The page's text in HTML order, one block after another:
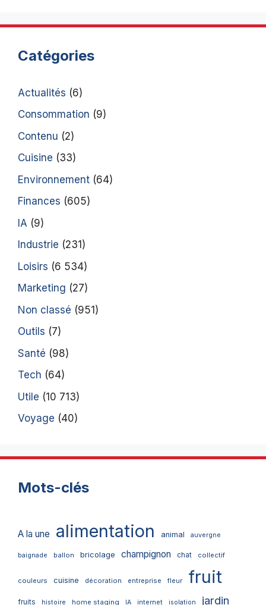
Catégories
Actualités (6)
Consommation (9)
Contenu (2)
Cuisine (33)
Environnement (64)
Finances (605)
IA (9)
Industrie (231)
Loisirs (6 534)
Marketing (27)
Non classé (951)
Outils (7)
Santé (98)
Tech (64)
Utile (10 713)
Voyage (40)
Mots-clés
A la une alimentation animal auvergne
baignade ballon bricolage champignon chat collectif
couleurs cuisine décoration entreprise fleur fruit
fruits histoire home staging IA internet isolation jardin